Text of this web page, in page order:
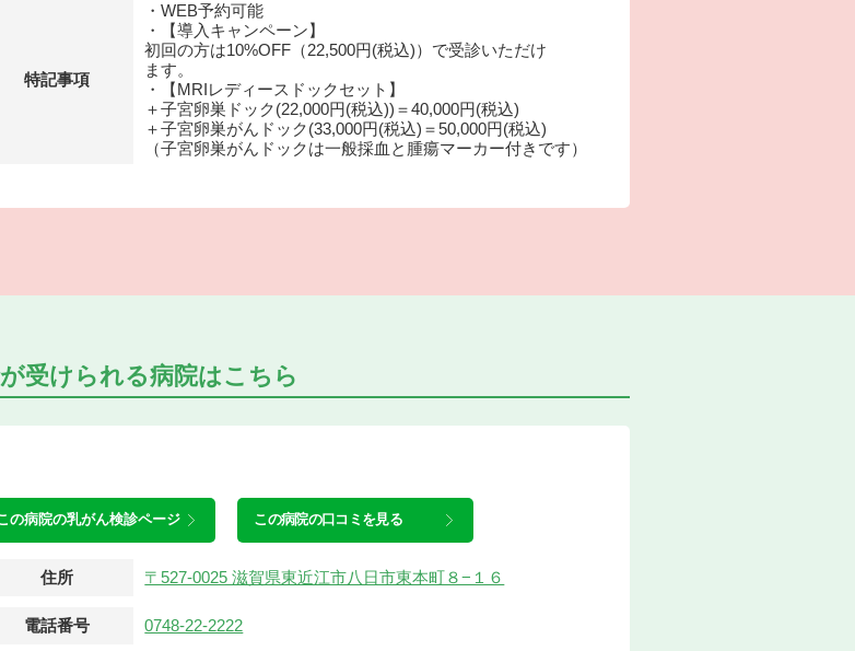
特記事項
・WEB予約可能
・【導入キャンペーン】
初回の方は10%OFF（22,500円(税込)）で受診いただけ
ます。
・【MRIレディースドックセット】
＋子宮卵巣ドック(22,000円(税込))＝40,000円(税込)
＋子宮卵巣がんドック(33,000円(税込)＝50,000円(税込)
（子宮卵巣がんドックは一般採血と腫瘍マーカー付きです）
受けられる病院はこちら
の病院の乳がん検診ページ この病院の口コミを見る
住所 〒527-0025 滋賀県東近江市八日市東本町８−１６
電話番号 0748-22-2222